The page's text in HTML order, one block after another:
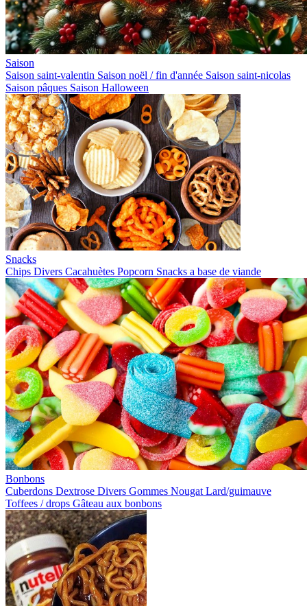
Saison
Saison saint-valentin Saison noël / fin d'année Saison saint-nicolas
Saison pâques Saison Halloween
Snacks
Chips Divers Cacahuètes Popcorn Snacks a base de viande
Bonbons
Cuberdons Dextrose Divers Gommes Nougat Lard/guimauve
Toffees / drops Gâteau aux bonbons